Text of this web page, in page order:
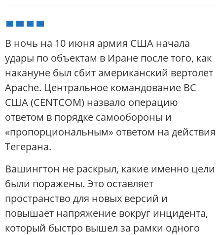
В ночь на 10 июня армия США начала
удары по объектам в Иране после того, как
накануне был сбит американский вертолет
Apache. Центральное командование ВС
США (CENTCOM) назвало операцию
ответом в порядке самообороны и
«пропорциональным» ответом на действия
Тегерана.
Вашингтон не раскрыл, какие именно цели
были поражены. Это оставляет
пространство для новых версий и
повышает напряжение вокруг инцидента,
который быстро вышел за рамки одного